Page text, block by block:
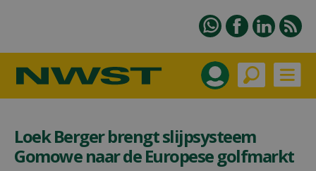
Loek Berger brengt slijpsysteem
Gomowe naar de Europese golfmarkt